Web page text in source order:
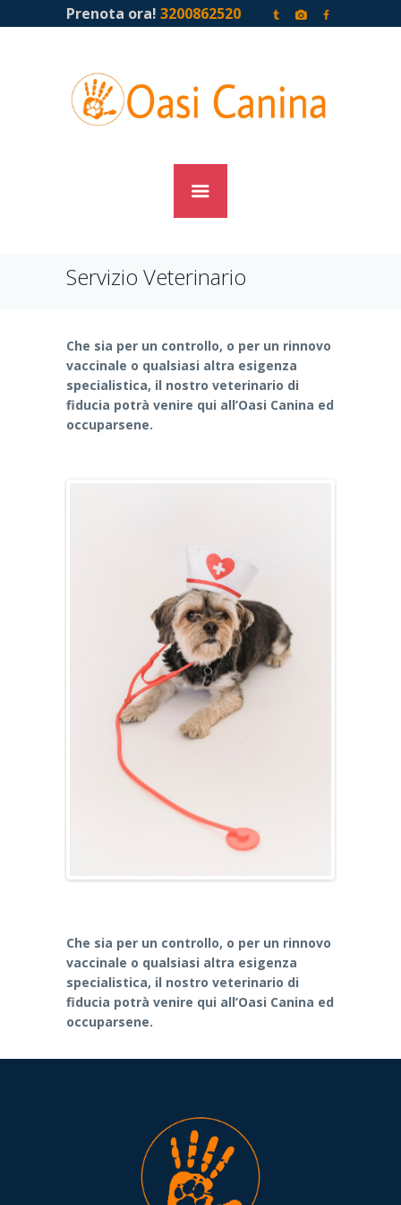
Prenota ora! 3200862520
Servizio Veterinario
Che sia per un controllo, o per un rinnovo
vaccinale o qualsiasi altra esigenza
specialistica, il nostro veterinario di
fiducia potrà venire qui all’Oasi Canina ed
occuparsene.
Che sia per un controllo, o per un rinnovo
vaccinale o qualsiasi altra esigenza
specialistica, il nostro veterinario di
fiducia potrà venire qui all’Oasi Canina ed
occuparsene.